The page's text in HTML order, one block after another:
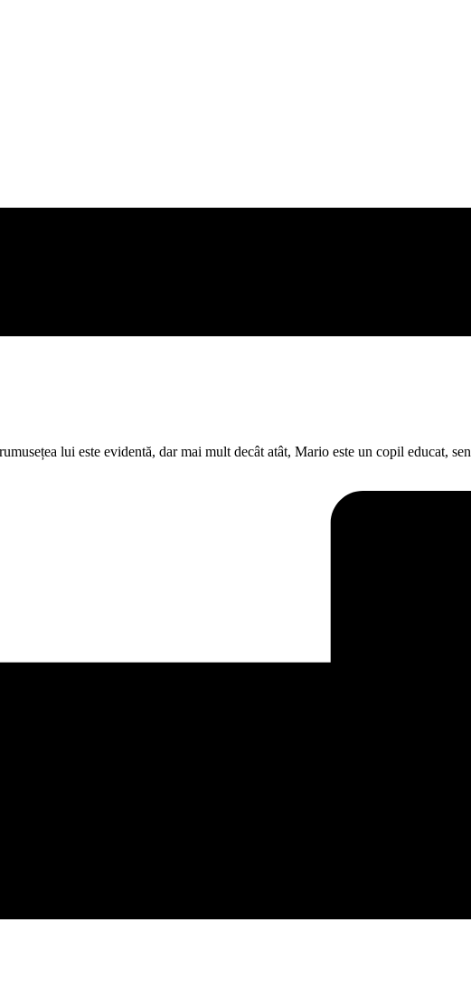
lui este evidentă, dar mai mult decât atât, Mario este un copil educat,